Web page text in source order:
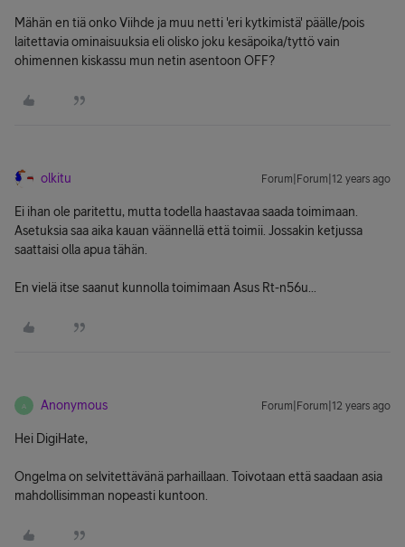
Mähän en tiä onko Viihde ja muu netti 'eri kytkimistä' päälle/pois
laitettavia ominaisuuksia eli olisko joku kesäpoika/tyttö vain
ohimennen kiskassu mun netin asentoon OFF?
olkitu Forum|Forum|12 years ago
Ei ihan ole paritettu, mutta todella haastavaa saada toimimaan.
Asetuksia saa aika kauan väännellä että toimii. Jossakin ketjussa
saattaisi olla apua tähän.
En vielä itse saanut kunnolla toimimaan Asus Rt-n56u...
A Anonymous Forum|Forum|12 years ago
Hei DigiHate,
Ongelma on selvitettävänä parhaillaan. Toivotaan että saadaan asia
mahdollisimman nopeasti kuntoon.